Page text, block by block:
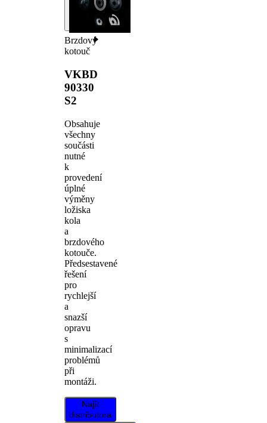
Brzdový
kotouč
VKBD
90330
S2
Obsahuje
všechny
součásti
nutné
k
provedení
úplné
výměny
ložiska
kola
a
brzdového
kotouče.
Předsestavené
řešení
pro
rychlejší
a
snazší
opravu
s
minimalizací
problémů
při
montáži.
Najít
distributora